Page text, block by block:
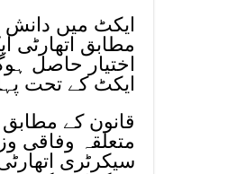
ایکٹ میں
مطابق اتھارٹی
اختیار حاصل
ایکٹ کے تحت
قانون کے
متعلقہ وفاقی
سیکرٹری